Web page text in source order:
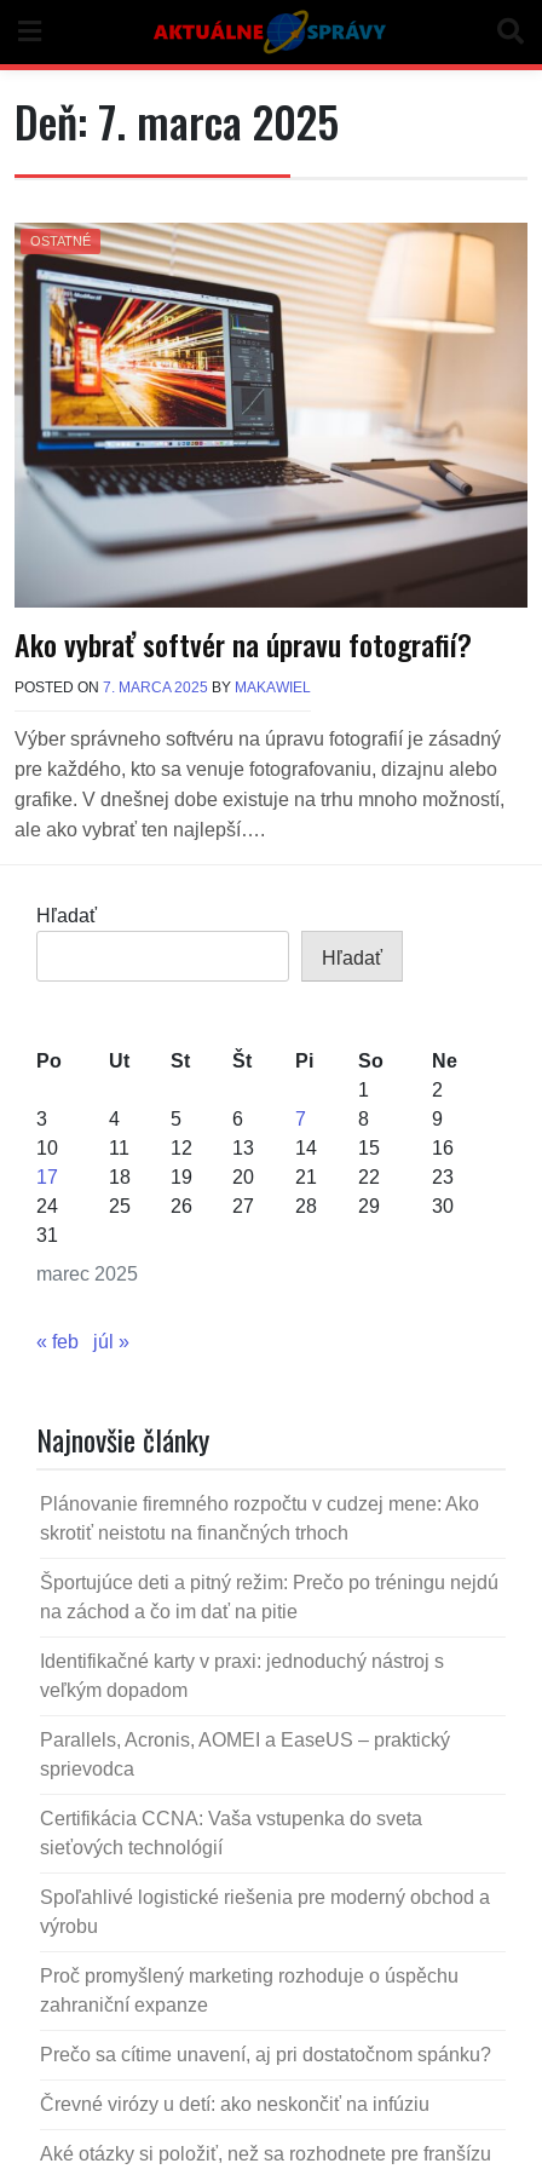
content
Deň: 7. marca 2025
OSTATNÉ
Ako vybrať softvér na úpravu fotografií?
POSTED ON 7. MARCA 2025 BY MAKAWIEL
Výber správneho softvéru na úpravu fotografií je zásadný
pre každého, kto sa venuje fotografovaniu, dizajnu alebo
grafike. V dnešnej dobe existuje na trhu mnoho možností,
ale ako vybrať ten najlepší….
Hľadať
Hľadať
marec 2025
Po Ut St Št Pi So
Ne
1
2
3
4 5 6 7 8
9
10
11 12 13 14 15
16
17
18 19 20 21 22
23
24
25 26 27 28 29
30
31
« feb júl »
Najnovšie články
Plánovanie firemného rozpočtu v cudzej mene: Ako
skrotiť neistotu na finančných trhoch
Športujúce deti a pitný režim: Prečo po tréningu nejdú
na záchod a čo im dať na pitie
Identifikačné karty v praxi: jednoduchý nástroj s
veľkým dopadom
Parallels, Acronis, AOMEI a EaseUS – praktický
sprievodca
Certifikácia CCNA: Vaša vstupenka do sveta
sieťových technológií
Spoľahlivé logistické riešenia pre moderný obchod a
výrobu
Proč promyšlený marketing rozhoduje o úspěchu
zahraniční expanze
Prečo sa cítime unavení, aj pri dostatočnom spánku?
Črevné virózy u detí: ako neskončiť na infúziu
Aké otázky si položiť, než sa rozhodnete pre franšízu